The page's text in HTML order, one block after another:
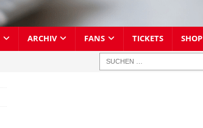
ARCHIV FANS TICKETS SHOP